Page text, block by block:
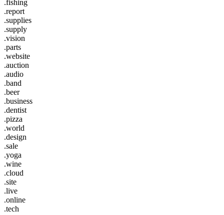
.fishing
.report
.supplies
.supply
.vision
.parts
.website
.auction
.audio
.band
.beer
.business
.dentist
.pizza
.world
.design
.sale
.yoga
.wine
.cloud
.site
.live
.online
.tech